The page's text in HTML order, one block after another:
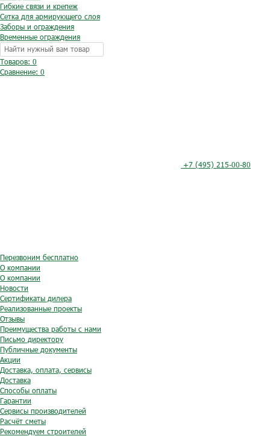
Гибкие связи и крепеж
Сетка для армирующего слоя
Заборы и ограждения
Временные ограждения
Товаров: 0
Сравнение: 0
+7 (495) 215-00-80
Перезвоним бесплатно
О компании
О компании
Новости
Сертификаты дилера
Реализованные проекты
Отзывы
Преимущества работы с нами
Письмо директору
Публичные документы
Акции
Доставка, оплата, сервисы
Доставка
Способы оплаты
Гарантии
Сервисы производителей
Расчёт сметы
Рекомендуем строителей